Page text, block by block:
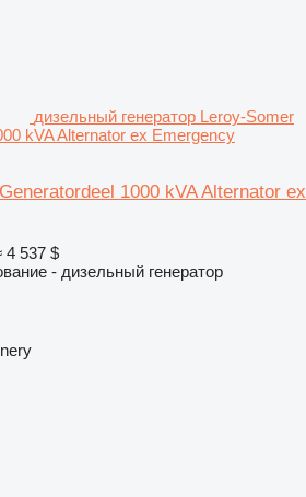
дизельный генератор Leroy-Somer
kVA Alternator ex Emergency
1000 kVA Alternator ex
4 537 $
- дизельный генератор